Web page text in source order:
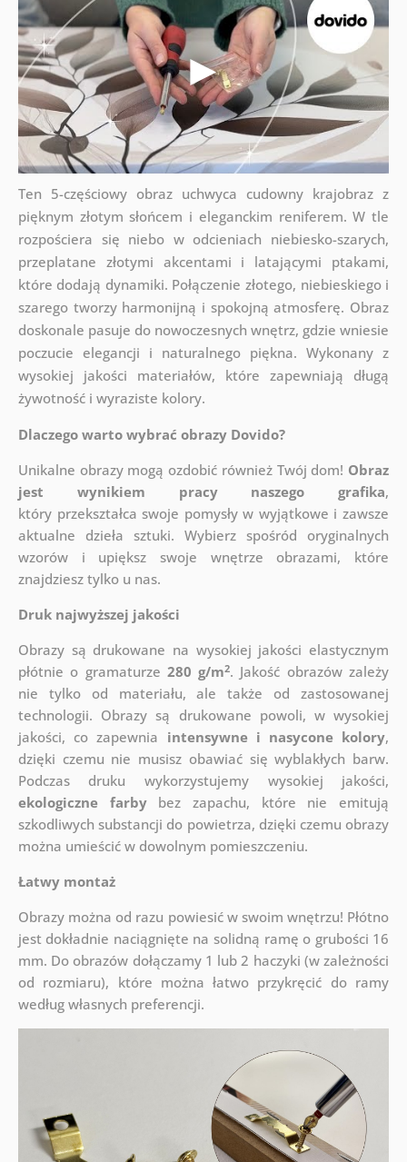
Ten 5-częściowy obraz uchwyca cudowny krajobraz z
pięknym złotym słońcem i eleganckim reniferem. W tle
rozpościera się niebo w odcieniach niebiesko-szarych,
przeplatane złotymi akcentami i latającymi ptakami,
które dodają dynamiki. Połączenie złotego, niebieskiego i
szarego tworzy harmonijną i spokojną atmosferę. Obraz
doskonale pasuje do nowoczesnych wnętrz, gdzie wniesie
poczucie elegancji i naturalnego piękna. Wykonany z
wysokiej jakości materiałów, które zapewniają długą
żywotność i wyraziste kolory.
Dlaczego warto wybrać obrazy Dovido?
Unikalne obrazy mogą ozdobić również Twój dom! Obraz
jest wynikiem pracy naszego grafika,
który przekształca swoje pomysły w wyjątkowe i zawsze
aktualne dzieła sztuki. Wybierz spośród oryginalnych
wzorów i upiększ swoje wnętrze obrazami, które
znajdziesz tylko u nas.
Druk najwyższej jakości
Obrazy są drukowane na wysokiej jakości elastycznym
płótnie o gramaturze 280 g/m2. Jakość obrazów zależy
nie tylko od materiału, ale także od zastosowanej
technologii. Obrazy są drukowane powoli, w wysokiej
jakości, co zapewnia intensywne i nasycone kolory,
dzięki czemu nie musisz obawiać się wyblakłych barw.
Podczas druku wykorzystujemy wysokiej jakości,
ekologiczne farbybez zapachu, które nie emitują
szkodliwych substancji do powietrza, dzięki czemu obrazy
można umieścić w dowolnym pomieszczeniu.
Łatwy montaż
Obrazy można od razu powiesić w swoim wnętrzu! Płótno
jest dokładnie naciągnięte na solidną ramę o grubości 16
mm. Do obrazów dołączamy 1 lub 2 haczyki (w zależności
od rozmiaru), które można łatwo przykręcić do ramy
według własnych preferencji.